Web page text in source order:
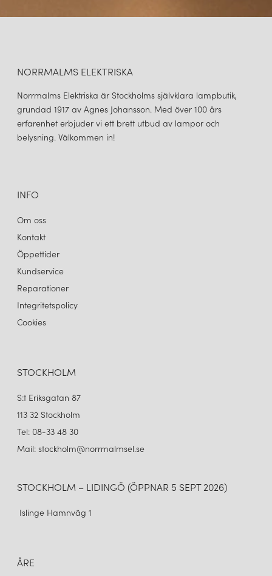
NORRMALMS ELEKTRISKA
Norrmalms Elektriska är Stockholms självklara lampbutik,
grundad 1917 av Agnes Johansson. Med över 100 års
erfarenhet erbjuder vi ett brett utbud av lampor och
belysning. Välkommen in!
INFO
Om oss
Kontakt
Öppettider
Kundservice
Reparationer
Integritetspolicy
Cookies
STOCKHOLM
S:t Eriksgatan 87
113 32 Stockholm
Tel: 08-33 48 30
Mail: stockholm@norrmalmsel.se
STOCKHOLM – LIDINGÖ (ÖPPNAR 5 SEPT 2026)
Islinge Hamnväg 1
ÅRE